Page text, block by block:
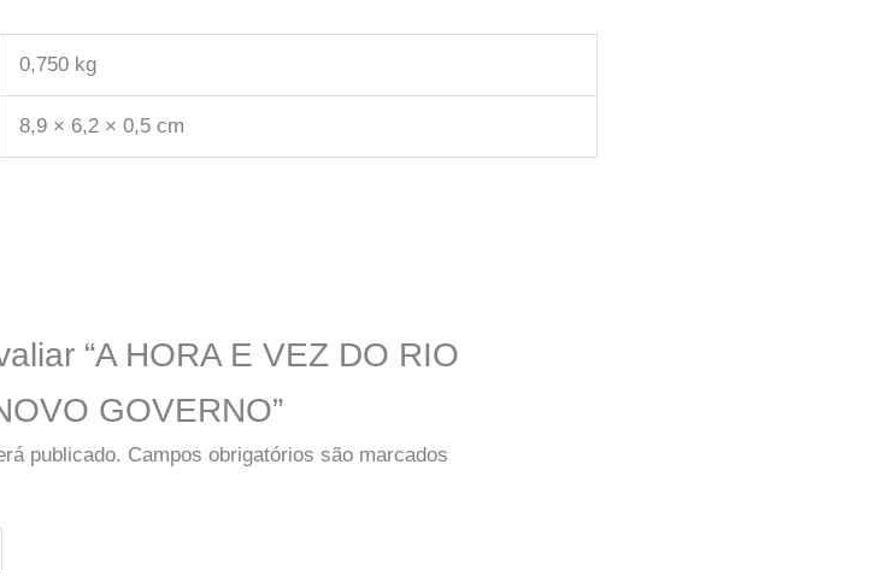
0,750 kg
8,9 × 6,2 × 0,5 cm
“A HORA E VEZ DO RIO
GOVERNO”
publicado. Campos obrigatórios são marcados